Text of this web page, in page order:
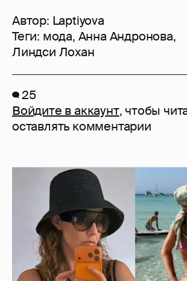
Автор: Laptiyova
Теги: мода, Анна Андронова,
Линдси Лохан
25
Войдите в аккаунт, чтобы
оставлять комментарии